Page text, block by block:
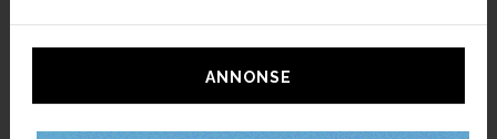
ANNONSE